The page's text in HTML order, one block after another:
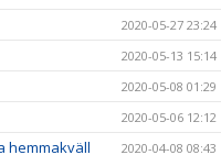
2020-05-27 23:24
2020-05-13 15:14
2020-05-08 01:29
2020-05-06 12:12
hemmakväll 2020-04-08 08:43